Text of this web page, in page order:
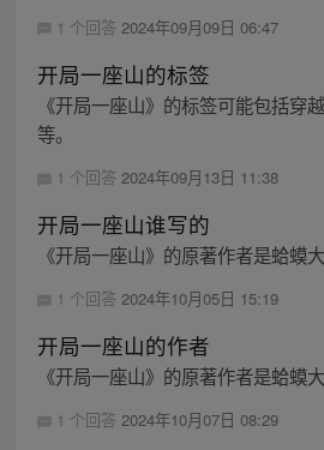
1 个回答 2024年09月09日 06:47
开局一座山的标签
《开局一座山》的标签可能包括穿
等。
1 个回答 2024年09月13日 11:38
开局一座山谁写的
《开局一座山》的原著作者是蛤蟆大
1 个回答 2024年10月05日 15:19
开局一座山的作者
《开局一座山》的原著作者是蛤蟆大
1 个回答 2024年10月07日 08:29